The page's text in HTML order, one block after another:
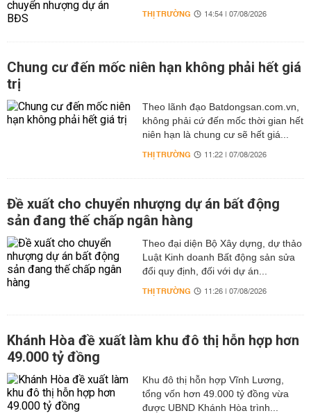
THỊ TRƯỜNG 14:54 | 07/08/2026
Chung cư đến mốc niên hạn không phải hết giá
trị
Theo lãnh đạo Batdongsan.com.vn,
không phải cứ đến mốc thời gian hết
niên hạn là chung cư sẽ hết giá...
THỊ TRƯỜNG 11:22 | 07/08/2026
Đề xuất cho chuyển nhượng dự án bất động
sản đang thế chấp ngân hàng
Theo đại diện Bộ Xây dựng, dự thảo
Luật Kinh doanh Bất động sản sửa
đổi quy định, đối với dự án...
THỊ TRƯỜNG 11:26 | 07/08/2026
Khánh Hòa đề xuất làm khu đô thị hỗn hợp hơn
49.000 tỷ đồng
Khu đô thị hỗn hợp Vĩnh Lương,
tổng vốn hơn 49.000 tỷ đồng vừa
được UBND Khánh Hòa trình...